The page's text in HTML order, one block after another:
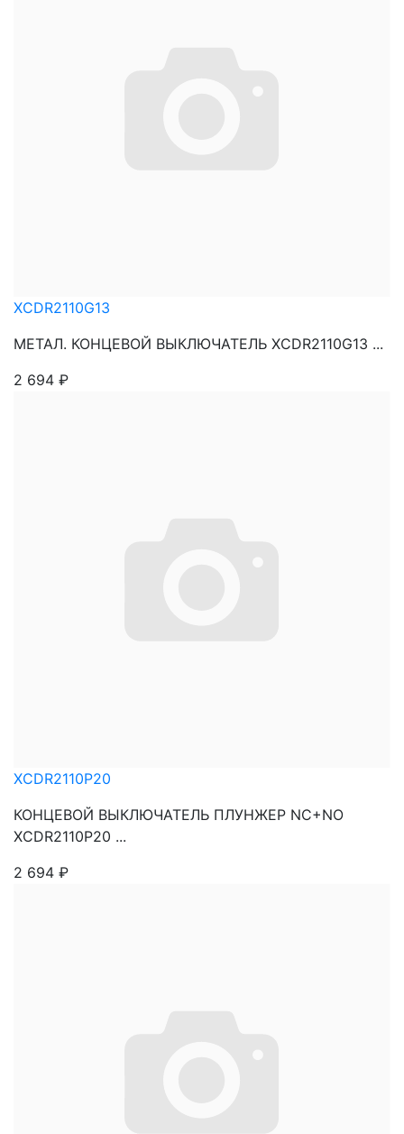
XCDR2110G13
МЕТАЛ. КОНЦЕВОЙ ВЫКЛЮЧАТЕЛЬ XCDR2110G13 ...
2 694 ₽
XCDR2110P20
КОНЦЕВОЙ ВЫКЛЮЧАТЕЛЬ ПЛУНЖЕР NC+NO
XCDR2110P20 ...
2 694 ₽